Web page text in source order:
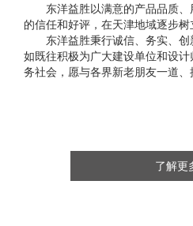
东洋益胜以满意的产品品质、
的信任和好评，在天津地域逐步树
东洋益胜秉行诚信、务实、创
如既往积极为广大建设单位和设
务社会，愿与各界新老朋友一道、
了解更